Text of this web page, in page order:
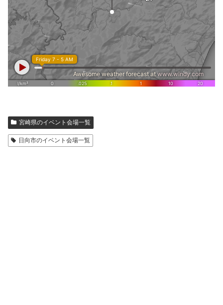
宮崎県のイベント会場一覧
日向市のイベント会場一覧